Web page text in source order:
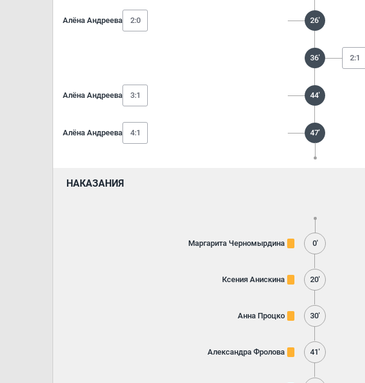
Алёна Андреева 2:0 26'
36' 2:1
Алёна Андреева 3:1 44'
Алёна Андреева 4:1 47'
НАКАЗАНИЯ
Маргарита Черномырдина 0'
Ксения Анискина 20'
Анна Процко 30'
Александра Фролова 41'